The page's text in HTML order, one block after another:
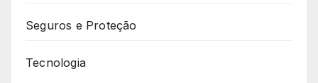
Seguros e Proteção
Tecnologia